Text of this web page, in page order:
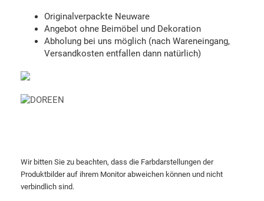
Originalverpackte Neuware
Angebot ohne Beimöbel und Dekoration
Abholung bei uns möglich (nach Wareneingang,
Versandkosten entfallen dann natürlich)
Wir bitten Sie zu beachten, dass die Farbdarstellungen der
Produktbilder auf ihrem Monitor abweichen können und nicht
verbindlich sind.